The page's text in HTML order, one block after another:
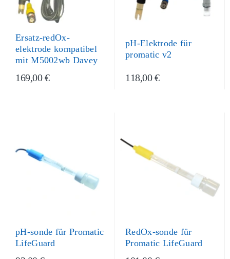
Ersatz-redOx-
elektrode kompatibel
mit M5002wb Davey
169,00 €
pH-Elektrode für
promatic v2
118,00 €
pH-sonde für Promatic
LifeGuard
RedOx-sonde für
Promatic LifeGuard